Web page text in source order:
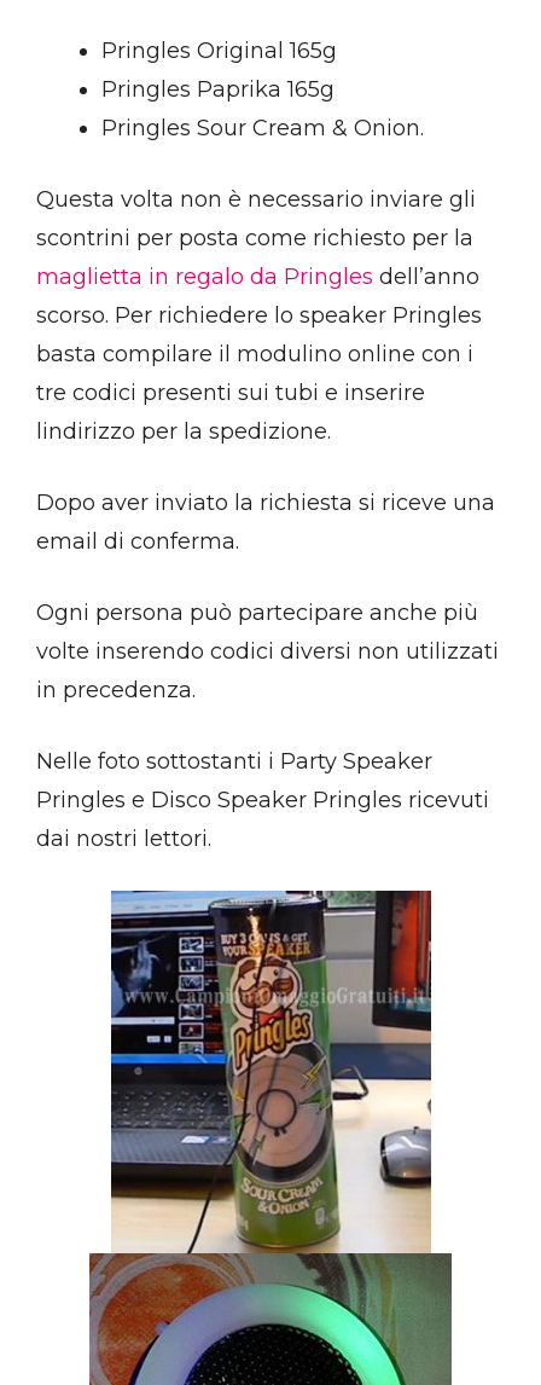
Pringles Original 165g
Pringles Paprika 165g
Pringles Sour Cream & Onion.
Questa volta non è necessario inviare gli
scontrini per posta come richiesto per la
maglietta in regalo da Pringles dell’anno
scorso. Per richiedere lo speaker Pringles
basta compilare il modulino online con i
tre codici presenti sui tubi e inserire
lindirizzo per la spedizione.
Dopo aver inviato la richiesta si riceve una
email di conferma.
Ogni persona può partecipare anche più
volte inserendo codici diversi non utilizzati
in precedenza.
Nelle foto sottostanti i Party Speaker
Pringles e Disco Speaker Pringles ricevuti
dai nostri lettori.